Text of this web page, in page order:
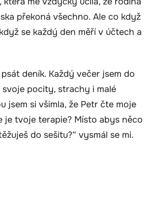
překoná všechno. Ale co když
se každý den měří v účtech a
deník. Každý večer jsem do
svoje pocity, strachy i malé
jsem si všimla, že Petr čte moje
je tvoje terapie? Místo abys něco
do sešitu?“ vysmál se mi.